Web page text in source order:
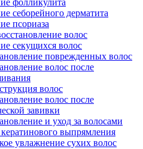
фолликулита
себорейного дерматита
псориаза
волос
секущихся волос
поврежденных волос
волос после
волос
волос после
завивки
и уход за волосами
выпрямления
увлажнение сухих волос